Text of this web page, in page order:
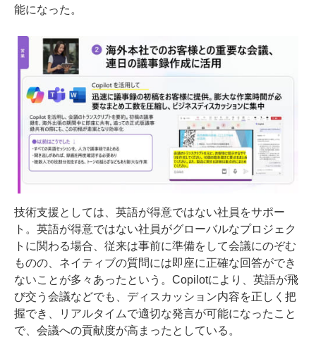
能になった。
技術支援としては、英語が得意ではない社員をサポー
ト。英語が得意ではない社員がグローバルなプロジェク
トに関わる場合、従来は事前に準備をして会議にのぞむ
ものの、ネイティブの質問には即座に正確な回答ができ
ないことが多々あったという。Copilotにより、英語が飛
び交う会議などでも、ディスカッション内容を正しく把
握でき、リアルタイムで適切な発言が可能になったこと
で、会議への貢献度が高まったとしている。